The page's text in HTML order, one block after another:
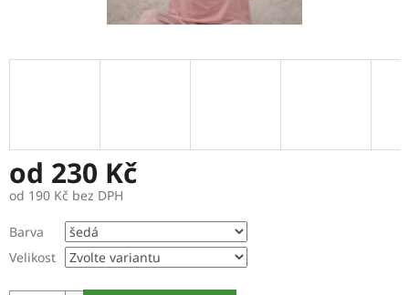
od 230 Kč
od 190 Kč bez DPH
cena:
Barva
Velikost